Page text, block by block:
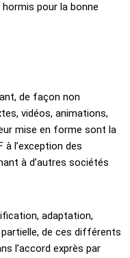
pour la bonne
de façon non
vidéos, animations,
mise en forme sont la
l’exception des
à d’autres sociétés
adaptation,
de ces différents
l’accord exprès par